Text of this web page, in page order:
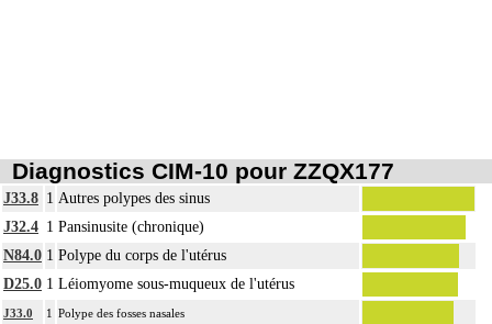
Notes
17.2
l'échantillon, sa fixation, la préparation microscopique avec une coloration
standard, avec ou sans photographie, l'interprétation, les éventuels réexamens
aux divers stades de réalisation, le compte rendu et le codage
Avec ou sans : coloration spéciale
L'examen histopathologique de biopsie inclut : l'échantillonnage, la fixation,
l'inclusion, la préparation microscopique avec une coloration standard à base
d'hémalun ou d'hématoxyline-éosine ou de phloxine avec ou sans safran, avec
Diagnostics CIM-10 pour ZZQX177
J33.8 1 Autres polypes des sinus
J32.4 1 Pansinusite (chronique)
N84.0 1 Polype du corps de l'utérus
D25.0 1 Léiomyome sous-muqueux de l'utérus
J33.0 1 Polype des fosses nasales